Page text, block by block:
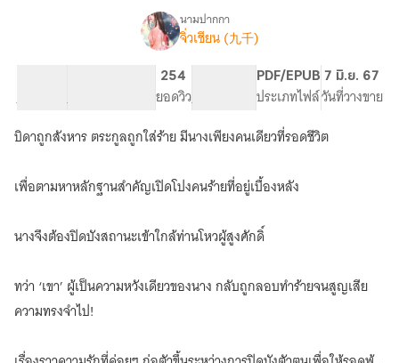
จำเป็น
เรื่อง
จำเป็น
(อ่าน
มี
E-
นามปากกา
จิ่วเชียน (九千)
จำนวนคำ จำนวนหน้า (A5)
254
ยอดวิวระดับเนื้อหา
PDF/EPUB
ประเภทไฟล์
7 มิ.ย. 67
วันที่วางขาย
บิดาถูกสังหาร ตระกูลถูกใส่ร้าย มีนางเพียงคนเดียวที่รอดชีวิต
เพื่อตามหาหลักฐานสำคัญเปิดโปงคนร้ายที่อยู่เบื้องหลัง
นางจึงต้องปิดบังสถานะเข้าใกล้ท่านโหวผู้สูงศักดิ์
ทว่า ‘เขา’ ผู้เป็นความหวังเดียวของนาง กลับถูกลอบทำร้ายจนสูญเสีย
ความทรงจำไป!